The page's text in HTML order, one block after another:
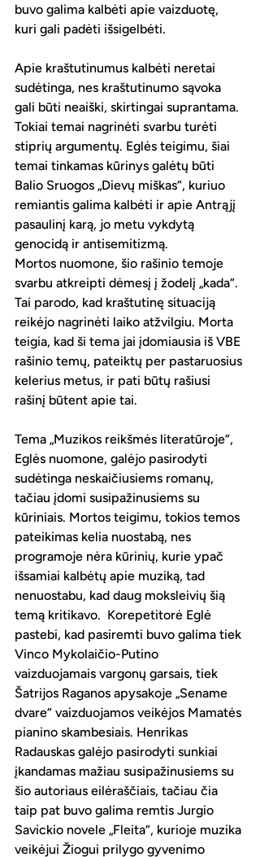
buvo galima kalbėti apie vaizduotę,
kuri gali padėti išsigelbėti.
Apie kraštutinumus kalbėti neretai
sudėtinga, nes kraštutinumo sąvoka
gali būti neaiški, skirtingai suprantama.
Tokiai temai nagrinėti svarbu turėti
stiprių argumentų. Eglės teigimu, šiai
temai tinkamas kūrinys galėtų būti
Balio Sruogos „Dievų miškas“, kuriuo
remiantis galima kalbėti ir apie Antrąjį
pasaulinį karą, jo metu vykdytą
genocidą ir antisemitizmą.
Mortos nuomone, šio rašinio temoje
svarbu atkreipti dėmesį į žodelį „kada“.
Tai parodo, kad kraštutinę situaciją
reikėjo nagrinėti laiko atžvilgiu. Morta
teigia, kad ši tema jai įdomiausia iš VBE
rašinio temų, pateiktų per pastaruosius
kelerius metus, ir pati būtų rašiusi
rašinį būtent apie tai.
Tema „Muzikos reikšmės literatūroje“,
Eglės nuomone, galėjo pasirodyti
sudėtinga neskaičiusiems romanų,
tačiau įdomi susipažinusiems su
kūriniais. Mortos teigimu, tokios temos
pateikimas kelia nuostabą, nes
programoje nėra kūrinių, kurie ypač
išsamiai kalbėtų apie muziką, tad
nenuostabu, kad daug moksleivių šią
temą kritikavo.  Korepetitorė Eglė
pastebi, kad pasiremti buvo galima tiek
Vinco Mykolaičio-Putino
vaizduojamais vargonų garsais, tiek
Šatrijos Raganos apysakoje „Sename
dvare“ vaizduojamos veikėjos Mamatės
pianino skambesiais. Henrikas
Radauskas galėjo pasirodyti sunkiai
įkandamas mažiau susipažinusiems su
šio autoriaus eilėraščiais, tačiau čia
taip pat buvo galima remtis Jurgio
Savickio novele „Fleita“, kurioje muzika
veikėjui Žiogui prilygo gyvenimo